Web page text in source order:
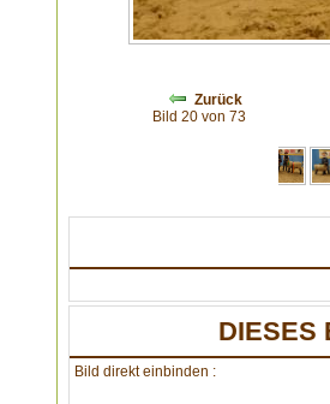
Zurück
Bild 20 von 73
DIESES
Bild direkt einbinden :